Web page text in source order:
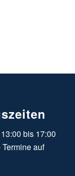
bis 17:00
auf